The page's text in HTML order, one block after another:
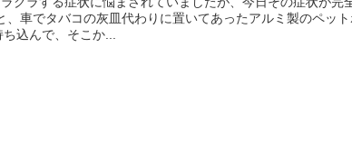
込んで、そこか...